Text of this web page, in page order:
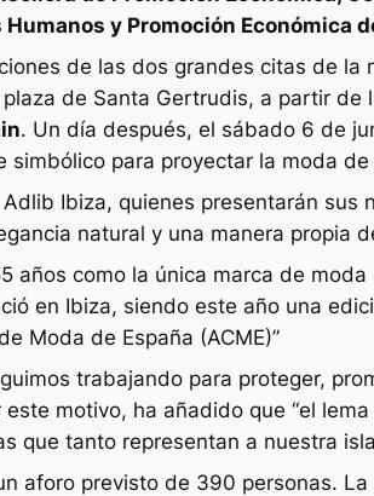
y Promoción Económica
de las dos grandes citas de
de Santa Gertrudis, a partir
. Un día después, el sábado 6 de
para proyectar la moda
Ibiza, quienes presentarán sus
natural y una manera propia
años como la única marca de
en Ibiza, siendo este año una
Moda de España (ACME)”
trabajando para proteger,
motivo, ha añadido que “el
que tanto representan a nuestra
aforo previsto de 390 personas.